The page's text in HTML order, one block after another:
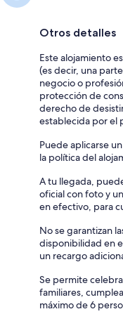
Otros detalles
Este alojamiento
(es decir, una
negocio o
protección de
derecho de
establecida por el
Puede aplicarse
la política del
A tu llegada,
oficial con foto y
en efectivo, para
No se garantizan
disponibilidad en
un recargo
Se permite
familiares,
máximo de 6